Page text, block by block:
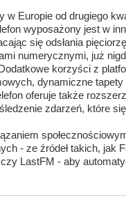
Europie od drugiego
wyposażony jest w
się odsłania
numerycznymi, już
korzyści z
dynamiczne
oferuje także
zdarzeń, które
- ze źródeł takich, jak
LastFM - aby